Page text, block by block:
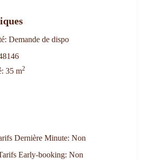
Demande de dispo
35 m2
Dernière Minute: Non
Early-booking: Non